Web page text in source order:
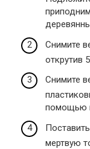
Снимите
открутив
Снимите
помощью
мертвую